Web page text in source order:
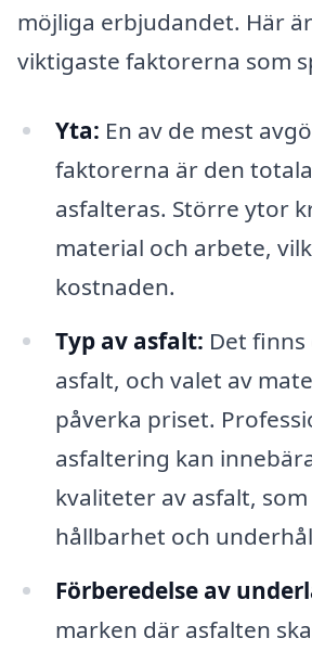
möjliga erbjudandet. Här
viktigaste faktorerna som
Yta: En av de mest
faktorerna är den
asfalteras. Större ytor
material och arbete,
kostnaden.
Typ av asfalt: Det
asfalt, och valet av
påverka priset.
asfaltering kan
kvaliteter av asfalt,
hållbarhet och
Förberedelse av
marken där asfalten